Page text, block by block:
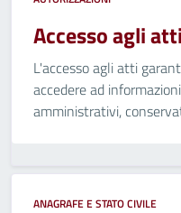
Accesso agli atti
L'accesso agli atti
accedere ad
amministrativi,
ANAGRAFE E STATO CIVILE